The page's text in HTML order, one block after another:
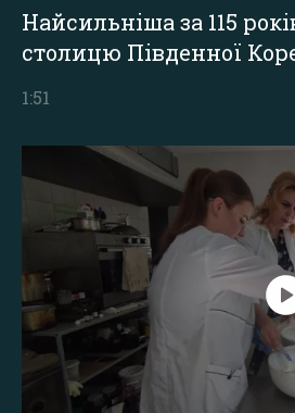
Найсильніша за 115
столицю Південної
1:51